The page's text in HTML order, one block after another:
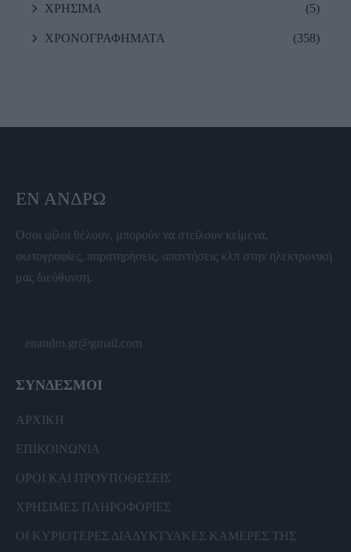
ΧΡΗΣΙΜΑ (5)
ΧΡΟΝΟΓΡΑΦΗΜΑΤΑ (358)
ΕΝ ΆΝΔΡΩ
Όσοι φίλοι θέλουν, μπορούν να στείλουν κείμενα,
φωτογραφίες, παρατηρήσεις, απαντήσεις κλπ στην ηλεκτρονική
μας διεύθυνση.
enandro.gr@gmail.com
ΣΥΝΔΕΣΜΟΙ
ΑΡΧΙΚΗ
ΕΠΙΚΟΙΝΩΝΙΑ
ΟΡΟΙ ΚΑΙ ΠΡΟΫΠΟΘΕΣΕΙΣ
ΧΡΗΣΙΜΕΣ ΠΛΗΡΟΦΟΡΙΕΣ
ΟΙ ΚΥΡΙΟΤΕΡΕΣ ΔΙΑΔΥΚΤΥΑΚΕΣ ΚΑΜΕΡΕΣ ΤΗΣ